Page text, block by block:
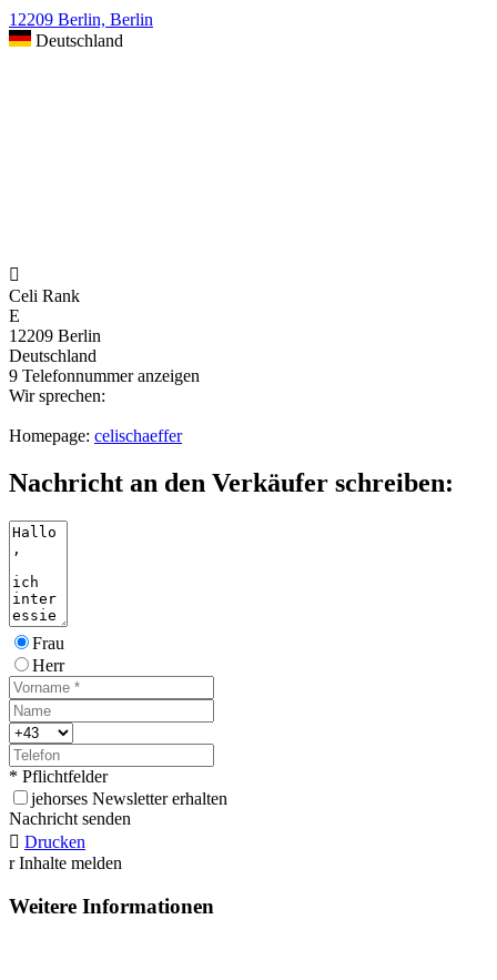
12209 Berlin, Berlin
Deutschland

Celi Rank
E
12209 Berlin
Deutschland
9 Telefonnummer anzeigen
Wir sprechen:
Homepage: celischaeffer
Nachricht an den Verkäufer schreiben:
Frau
Herr
* Pflichtfelder
jehorses Newsletter erhalten
Nachricht senden
 Drucken
r Inhalte melden
Weitere Informationen